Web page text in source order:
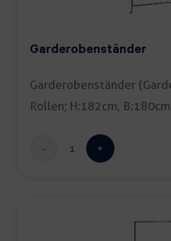
Garderobenständer
Garderobenständer
Rollen; H:182cm,
Garderobenständer
Menge